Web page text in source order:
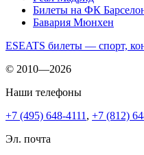
Билеты на ФК
Бавария Мюнхен
ESEATS билеты — спорт,
© 2010—2026
Наши телефоны
+7 (495) 648-4111 , +7 (812)
Эл. почта